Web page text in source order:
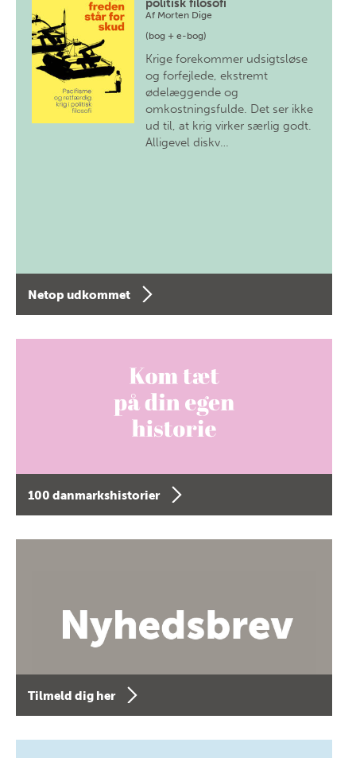
politisk filosofi
Af Morten Dige
(bog + e-bog)
Krige forekommer udsigtsløse
og forfejlede, ekstremt
ødelæggende og
omkostningsfulde. Det ser ikke
ud til, at krig virker særlig godt.
Alligevel diskv…
Netop udkommet
100 danmarkshistorier
Tilmeld dig her